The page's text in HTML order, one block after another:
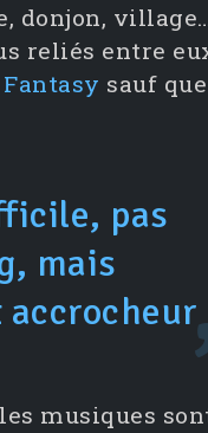
donjon,
reliés entre
sauf
pas
mais
musiques